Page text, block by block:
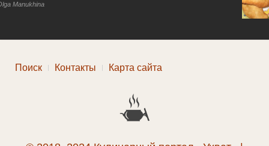
Manukhina
Поиск Контакты Карта сайта